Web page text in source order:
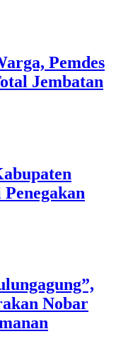
Pemdes
Jembatan
Nobar